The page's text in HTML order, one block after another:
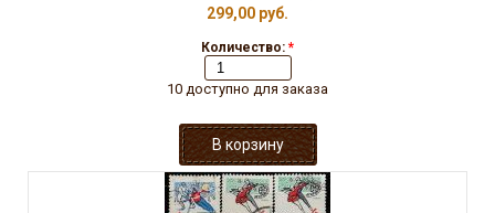
299,00 руб.
Количество: *
10 доступно для заказа